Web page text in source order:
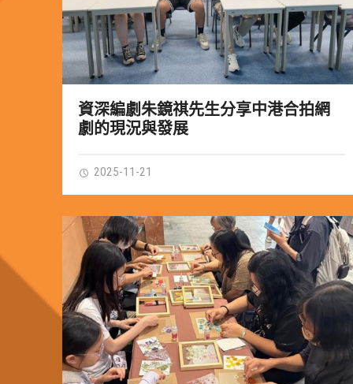
資深編劇朱鏡祺先生分享中港合拍網
劇的現況與發展
2025-11-21